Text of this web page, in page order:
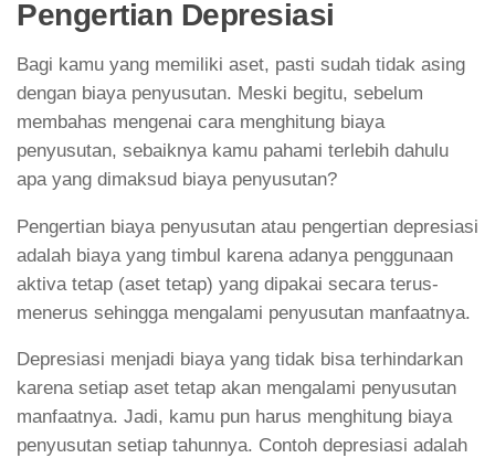
Pengertian Depresiasi
Bagi kamu yang memiliki aset, pasti sudah tidak asing
dengan biaya penyusutan. Meski begitu, sebelum
membahas mengenai cara menghitung biaya
penyusutan, sebaiknya kamu pahami terlebih dahulu
apa yang dimaksud biaya penyusutan?
Pengertian biaya penyusutan atau pengertian depresiasi
adalah biaya yang timbul karena adanya penggunaan
aktiva tetap (aset tetap) yang dipakai secara terus-
menerus sehingga mengalami penyusutan manfaatnya.
Depresiasi menjadi biaya yang tidak bisa terhindarkan
karena setiap aset tetap akan mengalami penyusutan
manfaatnya. Jadi, kamu pun harus menghitung biaya
penyusutan setiap tahunnya. Contoh depresiasi adalah